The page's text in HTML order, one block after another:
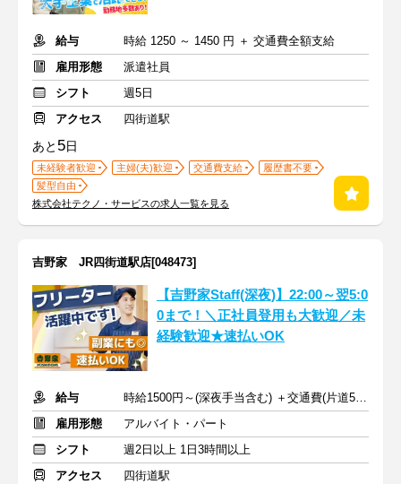
給与
時給 1250 ～ 1450 円 ＋ 交通費全額支給
雇用形態
派遣社員
シフト
週5日
アクセス
四街道駅
あと 5日
未経験者歓迎 主婦(夫)歓迎 交通費支給
履歴書不要
髪型自由
株式会社テクノ・サービスの求人一覧を見る
吉野家 JR四街道駅店[048473]
【吉野家Staff(深夜)】22:00～翌5:0
0まで！＼正社員登用も大歓迎／未
経験歓迎★速払いOK
給与
時給1500円～(深夜手当含む) ＋交通費(片道500円まで支給)
雇用形態
アルバイト・パート
シフト
週2日以上 1日3時間以上
アクセス
四街道駅